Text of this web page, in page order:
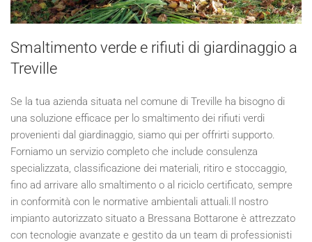
Smaltimento verde e rifiuti di giardinaggio a
Treville
Se la tua azienda situata nel comune di Treville ha bisogno di
una soluzione efficace per lo smaltimento dei rifiuti verdi
provenienti dal giardinaggio, siamo qui per offrirti supporto.
Forniamo un servizio completo che include consulenza
specializzata, classificazione dei materiali, ritiro e stoccaggio,
fino ad arrivare allo smaltimento o al riciclo certificato, sempre
in conformità con le normative ambientali attuali.Il nostro
impianto autorizzato situato a Bressana Bottarone è attrezzato
con tecnologie avanzate e gestito da un team di professionisti